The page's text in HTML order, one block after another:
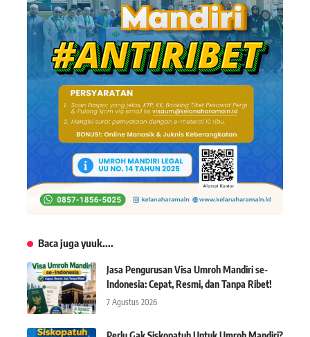
Baca juga yuuk....
Jasa Pengurusan Visa Umroh Mandiri se-
Indonesia: Cepat, Resmi, dan Tanpa Ribet!
7 Agustus 2026